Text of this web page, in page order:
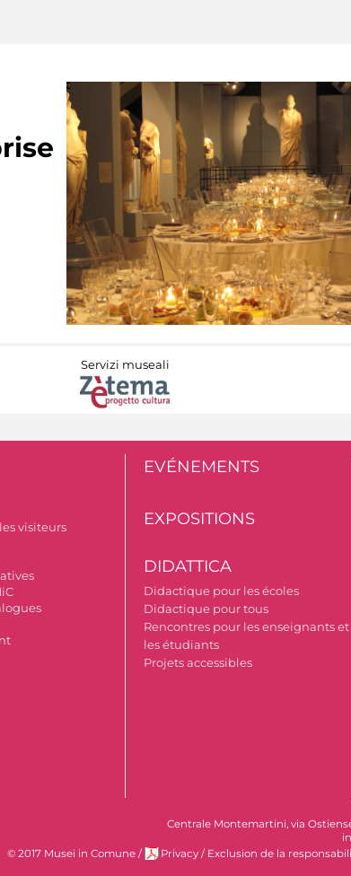
Servizi museali
visiteurs
EVÉNEMENTS
EXPOSITIONS
DIDATTICA
Didactique pour les écoles
Didactique pour tous
Rencontres pour les enseignants et
les étudiants
Projets accessibles
Centrale Montemartini, via
© 2017 Musei in Comune / Privacy / Exclusion de la